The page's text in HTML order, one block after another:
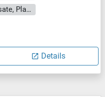
Cell Culture Supernatant, Cell Lysate, Plasma, Serum, Tissue Lysate
Details